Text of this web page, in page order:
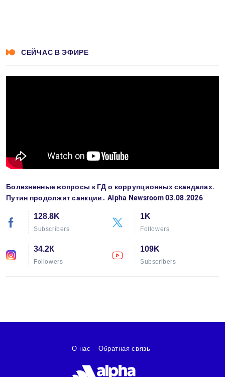
СЕЙЧАС В ЭФИРЕ
Болезненные вопросы к ГД о коррупционных скандалах.
Путин продолжит санкции․ Alpha Newsroom 03.08.2026
128.8K
Subscribers
1K
Followers
34.2К
Followers
109K
Subscribers
О нас Обратная связь